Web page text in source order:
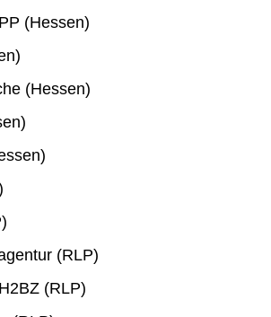
(Hessen)
(Hessen)
(RLP)
(RLP)